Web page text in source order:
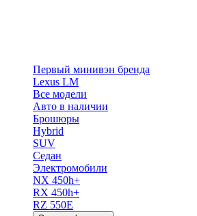
Первый минивэн бренда
Lexus LM
Все модели
Авто в наличии
Брошюры
Hybrid
SUV
Седан
Электромобили
NX 450h+
RX 450h+
RZ 550E